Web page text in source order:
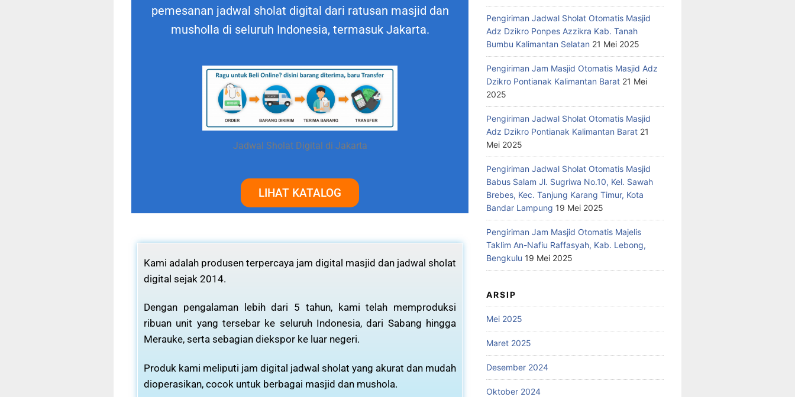
pemesanan jadwal sholat digital dari ratusan masjid dan
musholla di seluruh Indonesia, termasuk Jakarta.
Jadwal Sholat Digital di Jakarta
LIHAT KATALOG
Kami adalah produsen terpercaya jam digital masjid dan jadwal sholat
digital sejak 2014.
Dengan pengalaman lebih dari 5 tahun, kami telah memproduksi
ribuan unit yang tersebar ke seluruh Indonesia, dari Sabang hingga
Merauke, serta sebagian diekspor ke luar negeri.
Produk kami meliputi jam digital jadwal sholat yang akurat dan mudah
dioperasikan, cocok untuk berbagai masjid dan mushola.
Pengiriman Jadwal Sholat Otomatis Masjid
Adz Dzikro Ponpes Azzikra Kab. Tanah
Bumbu Kalimantan Selatan 21 Mei 2025
Pengiriman Jam Masjid Otomatis Masjid Adz
Dzikro Pontianak Kalimantan Barat 21 Mei
2025
Pengiriman Jadwal Sholat Otomatis Masjid
Adz Dzikro Pontianak Kalimantan Barat 21
Mei 2025
Pengiriman Jadwal Sholat Otomatis Masjid
Babus Salam Jl. Sugriwa No.10, Kel. Sawah
Brebes, Kec. Tanjung Karang Timur, Kota
Bandar Lampung 19 Mei 2025
Pengiriman Jam Masjid Otomatis Majelis
Taklim An-Nafiu Raffasyah, Kab. Lebong,
Bengkulu 19 Mei 2025
ARSIP
Mei 2025
Maret 2025
Desember 2024
Oktober 2024